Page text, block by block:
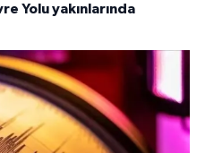
Yolu yakınlarında